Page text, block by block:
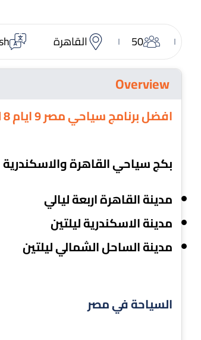
50 القاهرة
Overview
افضل برنامج سياحي مصر 9 ايام 8 ليالي
بكج سياحي القاهرة والاسكندرية
مدينة القاهرة اربعة ليالي
مدينة الاسكندرية ليلتين
مدينة الساحل الشمالي ليلتين
السياحة في مصر